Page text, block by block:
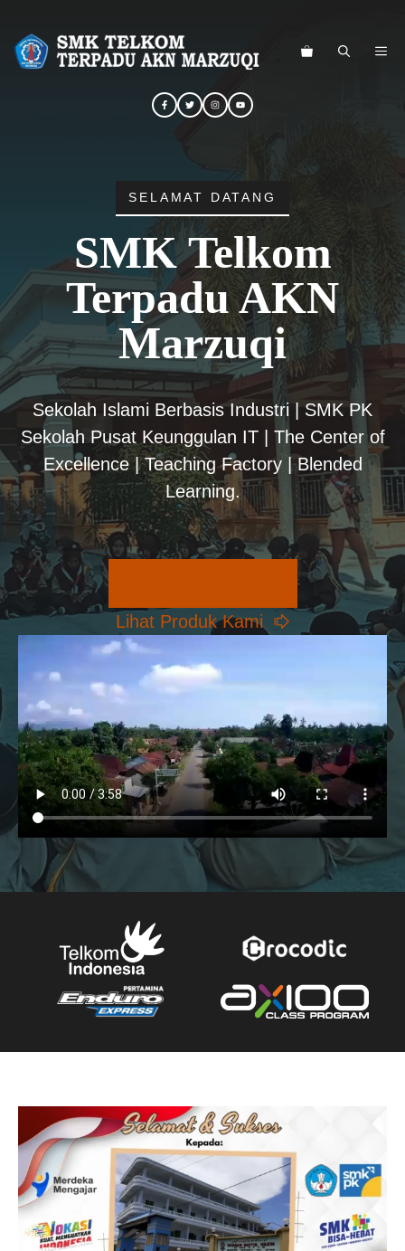
SELAMAT DATANG
SMK Telkom
Terpadu AKN
Marzuqi
Sekolah Islami Berbasis Industri | SMK PK
Sekolah Pusat Keunggulan IT | The Center of
Excellence | Teaching Factory | Blended
Learning.
Lihat Produk Kami